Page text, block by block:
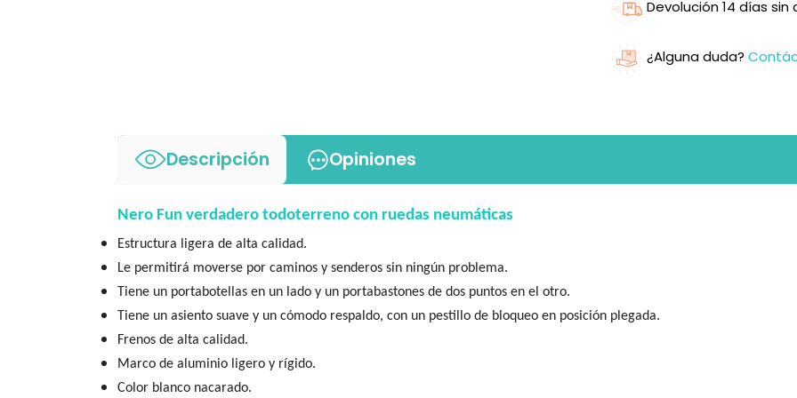
Devolución 14 días
¿Alguna duda?
Descripción Opiniones
Nero Fun verdadero todoterreno con ruedas neumáticas
Estructura ligera de alta calidad.
Le permitirá moverse por caminos y senderos sin ningún problema.
Tiene un portabotellas en un lado y un portabastones de dos puntos en el otro.
Tiene un asiento suave y un cómodo respaldo, con un pestillo de bloqueo en posición plegada.
Frenos de alta calidad.
Marco de aluminio ligero y rígido.
Color blanco nacarado.